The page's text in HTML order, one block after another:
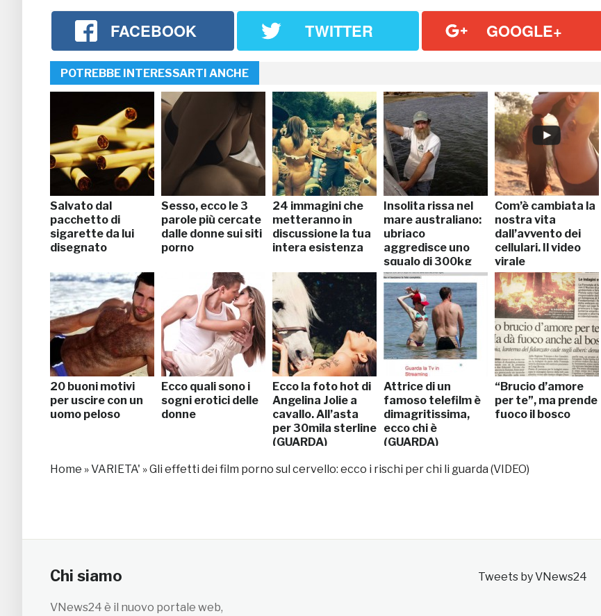
FACEBOOK TWITTER GOOGLE+
POTREBBE INTERESSARTI ANCHE
Salvato dal
pacchetto di
sigarette da lui
disegnato
Sesso, ecco le 3
parole più cercate
dalle donne sui siti
porno
24 immagini che
metteranno in
discussione la tua
intera esistenza
Insolita rissa nel
mare australiano:
ubriaco
aggredisce uno
squalo di 300kg
Com’è cambiata la
nostra vita
dall’avvento dei
cellulari. Il video
virale
20 buoni motivi
per uscire con un
uomo peloso
Ecco quali sono i
sogni erotici delle
donne
Ecco la foto hot di
Angelina Jolie a
cavallo. All’asta
per 30mila sterline
(GUARDA)
Attrice di un
famoso telefilm è
dimagritissima,
ecco chi è
(GUARDA)
“Brucio d’amore
per te”, ma prende
fuoco il bosco
Home »VARIETA' »Gli effetti dei film porno sul cervello: ecco i rischi per chi li guarda (VIDEO)
Chi siamo
VNews24 è il nuovo portale web,
Tweets by VNews24